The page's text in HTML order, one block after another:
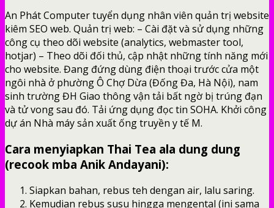
An Phát Computer tuyển dụng nhân viên quản trị website
kiêm SEO web. Quản trị web: – Cài đặt và sử dụng những
công cụ theo dõi website (analytics, webmaster tool,
hotjar) – Theo dõi đối thủ, cập nhật những tính năng mới
cho website. Đang đứng dùng điện thoại trước cửa một
ngôi nhà ở phường Ô Chợ Dừa (Đống Đa, Hà Nội), nam
sinh trường ĐH Giao thông vận tải bất ngờ bị trúng đạn
và tử vong sau đó. Tải ứng dụng đọc tin SOHA. Khởi công
dự án Nhà máy sản xuất ống truyền y tế M.
Cara menyiapkan Thai Tea ala dung dung
(recook mba Anik Andayani):
Siapkan bahan, rebus teh dengan air, lalu saring.
Kemudian rebus susu hingga mengental (ini sama